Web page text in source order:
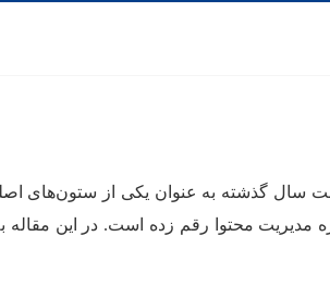
محتوا رقم زده است. در این مقاله